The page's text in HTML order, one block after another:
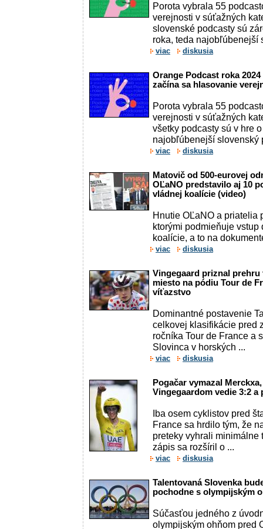
Porota vybrala 55
verejnosti v súťažných
slovenské podcasty sú
roka, teda najobľúbenejší
viac diskusia
Orange Podcast roka
začína sa hlasovanie
Porota vybrala 55
verejnosti v súťažných
všetky podcasty sú v hre
najobľúbenejší slovenský
viac diskusia
Matovič od 500-eurovej
OĽaNO predstavilo aj 10
vládnej koalície (video)
Hnutie OĽaNO a priatelia
ktorými podmieňuje
koalície, a to na
viac diskusia
Vingegaard priznal
miesto na pódiu Tour de
víťazstvo
Dominantné postavenie
celkovej klasifikácie pred
ročníka Tour de France a
Slovinca v horských ...
viac diskusia
Pogačar vymazal
Vingegaardom vedie 3:2 a
Iba osem cyklistov pred
France sa hrdilo tým, že
preteky vyhrali minimálne
zápis sa rozšíril o ...
viac diskusia
Talentovaná Slovenka
pochodne s olympijským
Súčasťou jedného z
olympijským ohňom pred